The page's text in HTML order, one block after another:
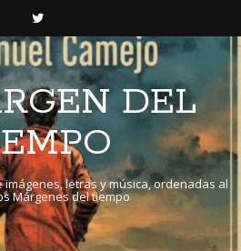
DEL
letras y música, ordenadas al
Márgenes del tiempo